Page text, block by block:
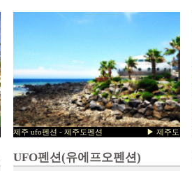
제주 ufo펜션 - 제주도펜션 ▶ 제주도
UFO펜션(유에프오펜션)